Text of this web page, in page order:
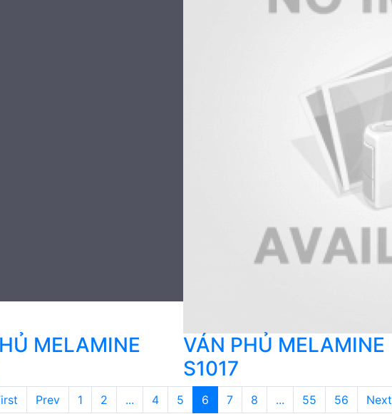
MELAMINE
VÁN PHỦ MELAMINE
S1017
Prev 1 2 ... 4 5 6 7 8 ... 55 56 Next